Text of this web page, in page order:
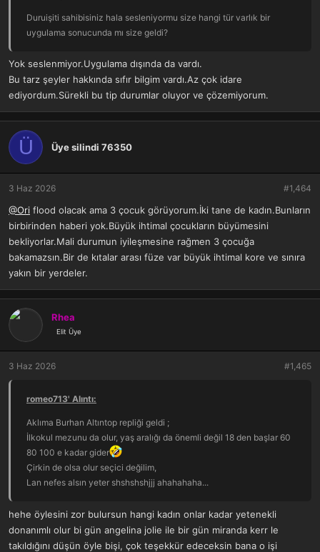
Duruişiti sahibisiniz hala sesleniyormu size hangi tür varlık bir
uygulama sonucunda mı size geldi?
Yok seslenmiyor.Uygulama dışında da vardı.
Bu tarz şeyler hakkında sıfır bilgim vardı.Az çok idare
ediyordum.Sürekli bu tip durumlar oluyor ve çözemiyorum.
Ü Üye silindi 76350
3 Haz 2026 #1,464
@Ori flood olacak ama 3 çocuk görüyorum.İki tane de kadın.Bunların
birbirinden haberi yok.Büyük ihtimal çocukların büyümesini
bekliyorlar.Mali durumun iyileşmesine rağmen 3 çocuğa
bakamazsın.Bir de kıtalar arası füze var büyük ihtimal kore ve sınıra
yakın bir yerdeler.
Rhea
Elit Üye
3 Haz 2026 #1,465
romeo713' Alıntı:
Aklıma Burhan Altıntop repliği geldi ;
İlkokul mezunu da olur, yaş aralığı da önemli değil 18 den başlar 60
80 100 e kadar gider
Çirkin de olsa olur seçici değilim,
Lan nefes alsın yeter shshshshjjj ahahahaha...
hehe öylesini zor bulursun hangi kadın onlar kadar yetenekli
donanımlı olur bi gün angelina jolie ile bir gün miranda kerr le
takıldığını düşün öyle bişi, çok teşekkür edeceksin bana o işi